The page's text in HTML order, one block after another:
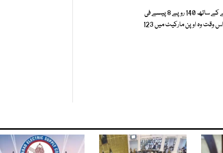
دنیا کی دیگر کرنسیوں کے مقابلے میں بھی پاکستانی روپے کی قدر کم ہوئی ہے اور برطانوی پاؤنڈ بھی 4 روپے اضافے کے ساتھ 140 روپے 8 پیسے فی
پاؤنڈ کے حساب سے فروخت ہو رہا ہے۔ علاوہ ازیں یورو کی قیمت میں بھی 3 روپے 60 پیسے کا اضافہ ہوا ہے اور اس وقت وہ اوپن مارکیٹ میں 123